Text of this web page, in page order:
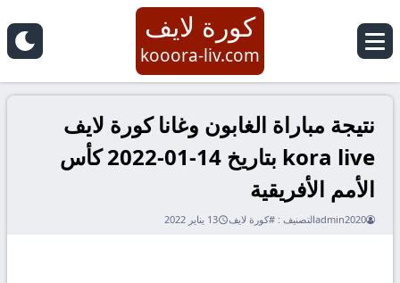
كورة لايف
kooora-liv.com
نتيجة مباراة الغابون وغانا كورة لايف
kora live بتاريخ 14-01-2022 كأس
الأمم الأفريقية
admin2020التصنيف : #كورة لايف 13 يناير 2022